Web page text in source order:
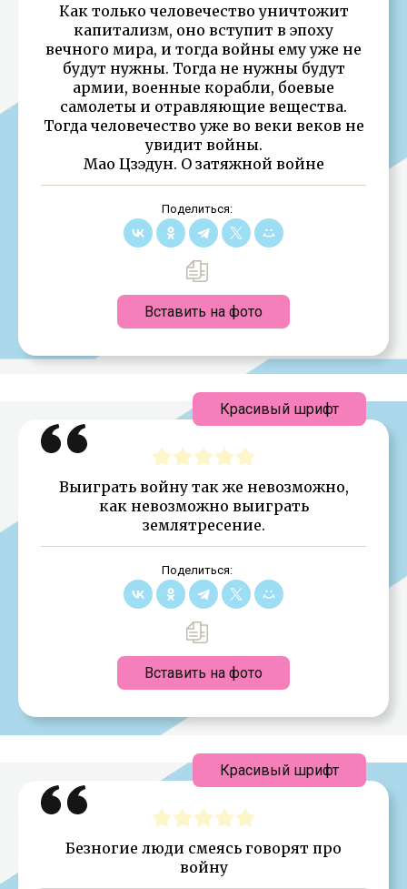
Как только человечество уничтожит
капитализм, оно вступит в эпоху
вечного мира, и тогда войны ему уже не
будут нужны. Тогда не нужны будут
армии, военные корабли, боевые
самолеты и отравляющие вещества.
Тогда человечество уже во веки веков не
увидит войны.
Мао Цзэдун. О затяжной войне
Поделиться:
Вставить на фото
Выиграть войну так же невозможно,
как невозможно выиграть
землятресение.
Поделиться:
Вставить на фото
Красивый шрифт
Безногие люди смеясь говорят про
войну
Красивый шрифт